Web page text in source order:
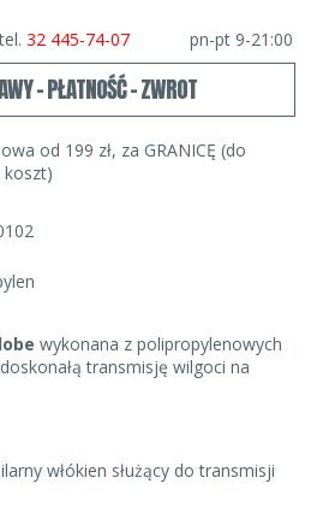
32 445-74-07 pn-pt 9-21:00
- PŁATNOŚĆ - ZWROT
od 199 zł, za GRANICĘ (do
koszt)
wykonana z polipropylenowych
transmisję wilgoci na
włókien służący do transmisji